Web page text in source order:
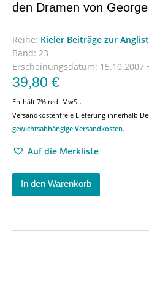
den Dramen von
Reihe: Kieler Beiträge zur
Band: 23
Erscheinungsdatum: 15.10.2007
39,80 €
Enthält 7% red. MwSt.
Versandkostenfreie Lieferung innerhalb
gewichtsabhängige Versandkosten.
Auf die Merkliste
In den Warenkorb